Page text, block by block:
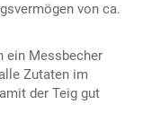
von ca.
ein Messbecher
Zutaten im
der Teig gut